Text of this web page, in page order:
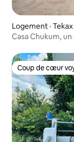
Logement · Tekax
Casa Chukum,
Coup de cœur
Coup de cœur